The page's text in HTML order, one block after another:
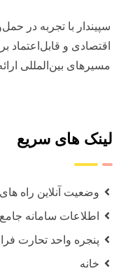
سپیندار با تجربه در
اقتصادی و قابل‌اعتماد
مسیرهای بین‌المللی
لینک های سریع
وضعیت آنلاین راه
اطلاعات سامانه
پنجره واحد تحارت
خانه